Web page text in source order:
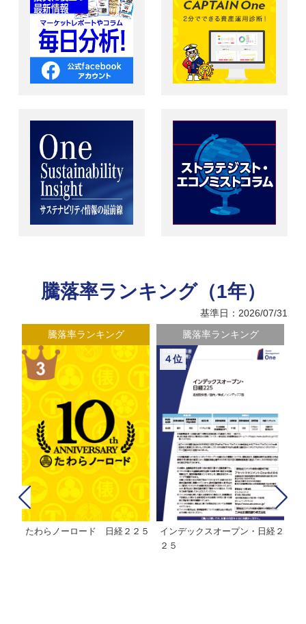
騰落率ランキング（1年）
基準日：2026/07/31
騰落率ランキング
たわらノーロード 日経２２５
騰落率ランキング
４位
インデックスオープン・日経２
２５